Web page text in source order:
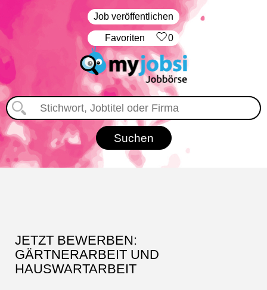
Job veröffentlichen
‏Favoriten 0
JETZT BEWERBEN:
GÄRTNERARBEIT UND
HAUSWARTARBEIT